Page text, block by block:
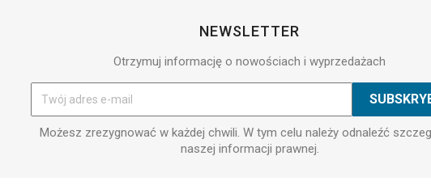
NEWSLETTER
Otrzymuj informację o nowościach i wyprzedażach
Możesz zrezygnować w każdej chwili. W tym celu należy odnaleźć
naszej informacji prawnej.